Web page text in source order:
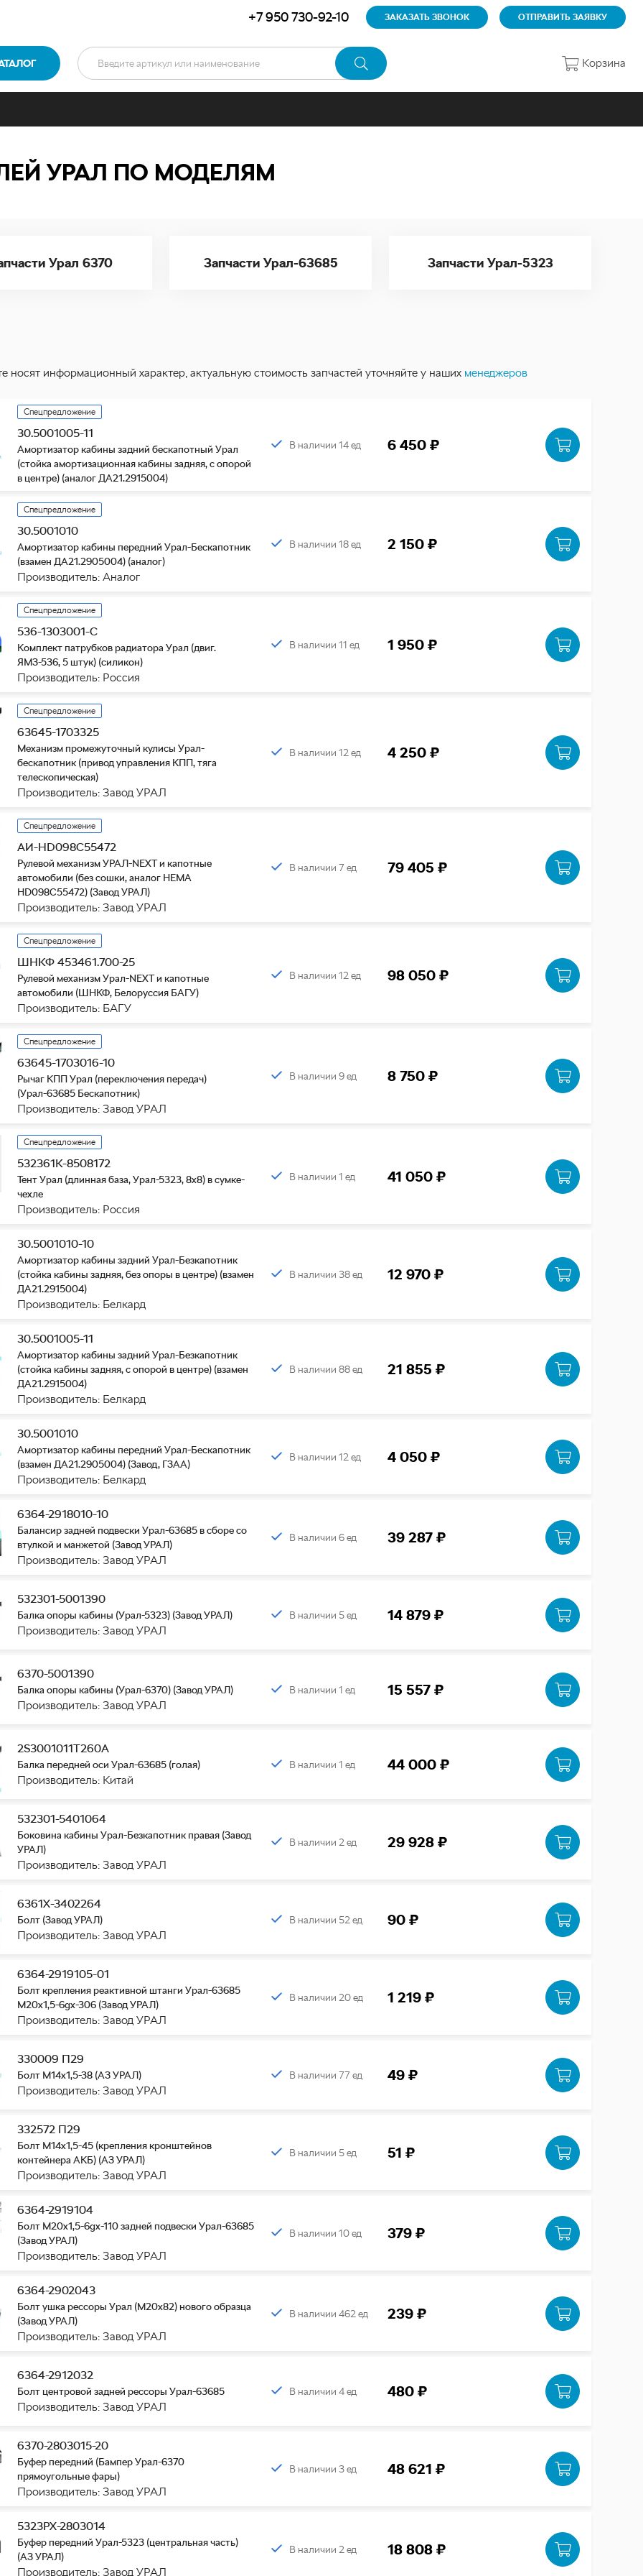
+7 950 730-92-10 ЗАКАЗАТЬ ЗВОНОК ОТПРАВИТЬ ЗАЯВКУ
Корзина
УРАЛ ПО МОДЕЛЯМ
Урал 6370 Запчасти Урал-63685 Запчасти Урал-5323
носят информационный характер, актуальную стоимость запчастей уточняйте у наших менеджеров
Спецпредложение
30.5001005-11
Амортизатор кабины задний бескапотный Урал
(стойка амортизационная кабины задняя, с опорой
в центре) (аналог ДА21.2915004)
В наличии 14 ед 6 450 ₽
Спецпредложение
30.5001010
Амортизатор кабины передний Урал-Бескапотник
(взамен ДА21.2905004) (аналог)
Производитель: Аналог
В наличии 18 ед 2 150 ₽
Спецпредложение
536-1303001-С
Комплект патрубков радиатора Урал (двиг.
ЯМЗ-536, 5 штук) (силикон)
Производитель: Россия
В наличии 11 ед 1 950 ₽
Спецпредложение
63645-1703325
Механизм промежуточный кулисы Урал-
бескапотник (привод управления КПП, тяга
телескопическая)
Производитель: Завод УРАЛ
В наличии 12 ед 4 250 ₽
Спецпредложение
АИ-HD098C55472
Рулевой механизм УРАЛ-NEXT и капотные
автомобили (без сошки, аналог HEMA
HD098C55472) (Завод УРАЛ)
Производитель: Завод УРАЛ
В наличии 7 ед 79 405 ₽
Спецпредложение
ШНКФ 453461.700-25
Рулевой механизм Урал-NEXT и капотные
автомобили (ШНКФ, Белоруссия БАГУ)
Производитель: БАГУ
В наличии 12 ед 98 050 ₽
Спецпредложение
63645-1703016-10
Рычаг КПП Урал (переключения передач)
(Урал-63685 Бескапотник)
Производитель: Завод УРАЛ
В наличии 9 ед 8 750 ₽
Спецпредложение
532361К-8508172
Тент Урал (длинная база, Урал-5323, 8х8) в сумке-
чехле
Производитель: Россия
В наличии 1 ед 41 050 ₽
30.5001010-10
Амортизатор кабины задний Урал-Безкапотник
(стойка кабины задняя, без опоры в центре) (взамен
ДА21.2915004)
Производитель: Белкард
В наличии 38 ед 12 970 ₽
30.5001005-11
Амортизатор кабины задний Урал-Безкапотник
(стойка кабины задняя, с опорой в центре) (взамен
ДА21.2915004)
Производитель: Белкард
В наличии 88 ед 21 855 ₽
30.5001010
Амортизатор кабины передний Урал-Бескапотник
(взамен ДА21.2905004) (Завод, ГЗАА)
Производитель: Белкард
В наличии 12 ед 4 050 ₽
6364-2918010-10
Балансир задней подвески Урал-63685 в сборе со
втулкой и манжетой (Завод УРАЛ)
Производитель: Завод УРАЛ
В наличии 6 ед 39 287 ₽
532301-5001390
Балка опоры кабины (Урал-5323) (Завод УРАЛ)
Производитель: Завод УРАЛ
В наличии 5 ед 14 879 ₽
6370-5001390
Балка опоры кабины (Урал-6370) (Завод УРАЛ)
Производитель: Завод УРАЛ
В наличии 1 ед 15 557 ₽
2S3001011T260A
Балка передней оси Урал-63685 (голая)
Производитель: Китай
В наличии 1 ед 44 000 ₽
532301-5401064
Боковина кабины Урал-Безкапотник правая (Завод
УРАЛ)
Производитель: Завод УРАЛ
В наличии 2 ед 29 928 ₽
6361Х-3402264
Болт (Завод УРАЛ)
Производитель: Завод УРАЛ
В наличии 52 ед 90 ₽
6364-2919105-01
Болт крепления реактивной штанги Урал-63685
М20х1,5-6gх-306 (Завод УРАЛ)
Производитель: Завод УРАЛ
В наличии 20 ед 1 219 ₽
330009 П29
Болт М14х1,5-38 (АЗ УРАЛ)
Производитель: Завод УРАЛ
В наличии 77 ед 49 ₽
332572 П29
Болт М14х1,5-45 (крепления кронштейнов
контейнера АКБ) (АЗ УРАЛ)
Производитель: Завод УРАЛ
В наличии 5 ед 51 ₽
6364-2919104
Болт М20х1,5-6gx-110 задней подвески Урал-63685
(Завод УРАЛ)
Производитель: Завод УРАЛ
В наличии 10 ед 379 ₽
6364-2902043
Болт ушка рессоры Урал (М20х82) нового образца
(Завод УРАЛ)
Производитель: Завод УРАЛ
В наличии 462 ед 239 ₽
6364-2912032
Болт центровой задней рессоры Урал-63685
Производитель: Завод УРАЛ
В наличии 4 ед 480 ₽
6370-2803015-20
Буфер передний (Бампер Урал-6370
прямоугольные фары)
Производитель: Завод УРАЛ
В наличии 3 ед 48 621 ₽
5323РХ-2803014
Буфер передний Урал-5323 (центральная часть)
(АЗ УРАЛ)
Производитель: Завод УРАЛ
В наличии 2 ед 18 808 ₽